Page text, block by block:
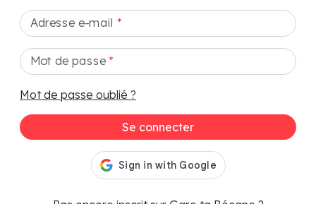
Adresse e-mail *
Mot de passe*
Mot de passe oublié ?
Se connecter